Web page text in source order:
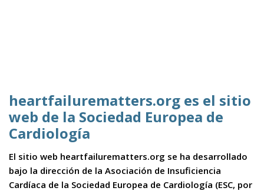
heartfailurematters.org es el sitio
web de la Sociedad Europea de
Cardiología
El sitio web heartfailurematters.org se ha desarrollado
bajo la dirección de la Asociación de Insuficiencia
Cardíaca de la Sociedad Europea de Cardiología (ESC, por